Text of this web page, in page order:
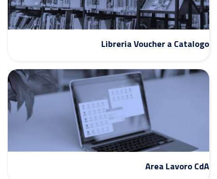
Libreria Voucher a Catalogo
Area Lavoro CdA